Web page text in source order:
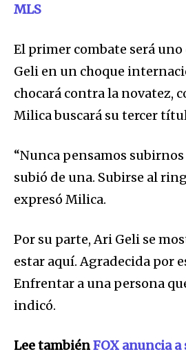
Únete a nuestra
suscriptores y
la conversación.
Para suscribirte, solo escribe tu
click en el botón de "suscribir". No
está segura con nosotros.
MLS
El primer combate será
Geli en un choque
chocará contra la novatez,
Milica buscará su tercer
“Nunca pensamos
subió de una. Subirse al
expresó Milica.
Por su parte, Ari Geli se
estar aquí. Agradecida por
Enfrentar a una persona
indicó.
Lee tambiénFOX anuncia